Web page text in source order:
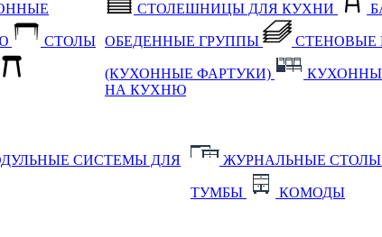
СТОЛЫ
СТОЛЕШНИЦЫ ДЛЯ КУХНИ
ОБЕДЕННЫЕ ГРУППЫ СТЕНОВЫЕ
(КУХОННЫЕ ФАРТУКИ)
НА КУХНЮ
СИСТЕМЫ ДЛЯ ЖУРНАЛЬНЫЕ СТОЛЫ
ТУМБЫ КОМОДЫ